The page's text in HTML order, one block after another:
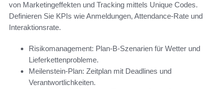
von Marketingeffekten und Tracking mittels Unique Codes.
Definieren Sie KPIs wie Anmeldungen, Attendance-Rate und
Interaktionsrate.
Risikomanagement: Plan-B-Szenarien für Wetter und
Lieferkettenprobleme.
Meilenstein-Plan: Zeitplan mit Deadlines und
Verantwortlichkeiten.